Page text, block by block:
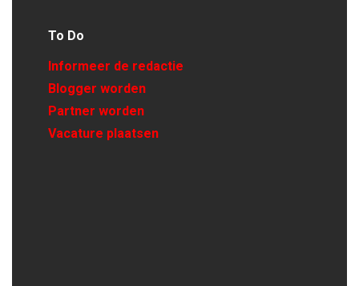
To Do
Informeer de redactie
Blogger worden
Partner worden
Vacature plaatsen